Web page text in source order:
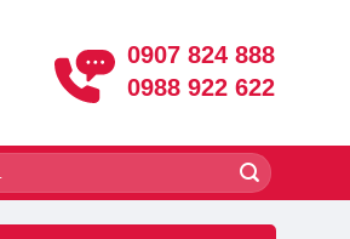
0907 824 888
0988 922 622